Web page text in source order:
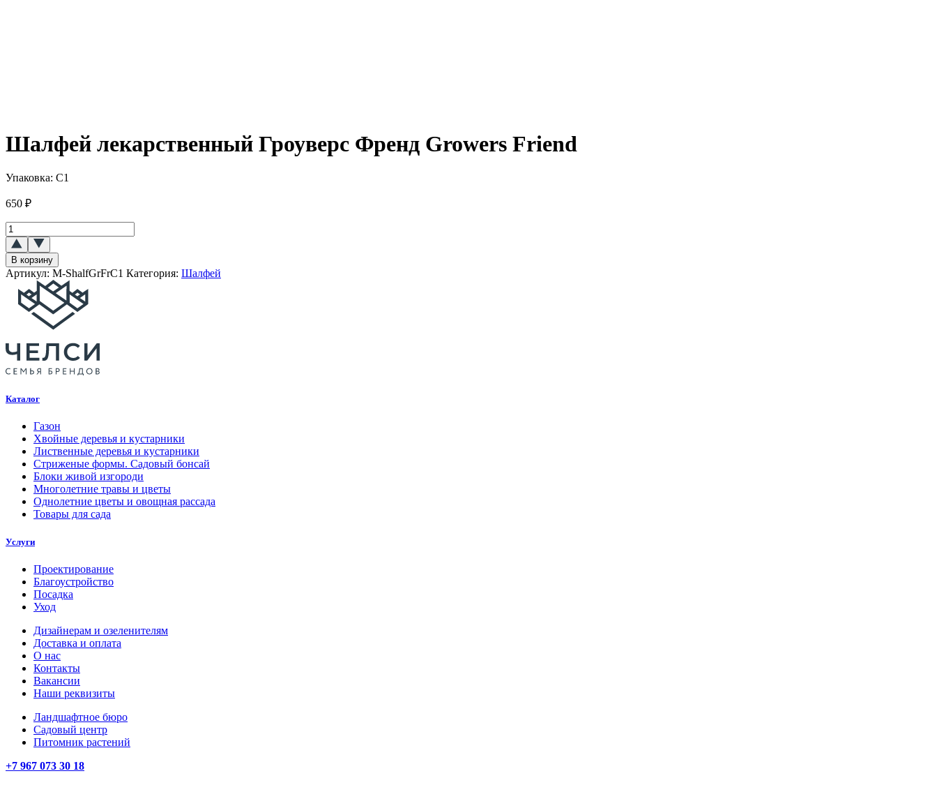
Шалфей лекарственный Гроуверс Френд Growers Friend
Упаковка: C1
650 ₽
Количество
товара
Шалфей
лекарственный
Гроуверс
Френд
(Grower`s
Friend)
В корзину
Артикул: M-ShalfGrFrC1 Категория: Шалфей
Каталог
Газон
Хвойные деревья и кустарники
Лиственные деревья и кустарники
Стриженые формы. Садовый бонсай
Блоки живой изгороди
Многолетние травы и цветы
Однолетние цветы и овощная рассада
Товары для сада
Услуги
Проектирование
Благоустройство
Посадка
Уход
Дизайнерам и озеленителям
Доставка и оплата
О нас
Контакты
Вакансии
Наши реквизиты
Ландшафтное бюро
Садовый центр
Питомник растений
+7 967 073 30 18